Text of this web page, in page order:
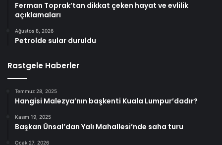
Ferman Toprak’tan dikkat çeken hayat ve evlilik
açıklamaları
Ağustos 8, 2026
Petrolde sular duruldu
Rastgele Haberler
Temmuz 28, 2025
Hangisi Malezya’nın başkenti Kuala Lumpur’dadır?
Kasım 19, 2025
Başkan Ünsal’dan Yalı Mahallesi’nde saha turu
Ocak 27, 2026